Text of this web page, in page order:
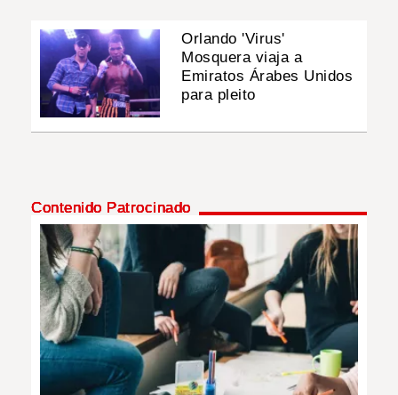
Orlando 'Virus'
Mosquera viaja a
Emiratos Árabes Unidos
para pleito
Contenido Patrocinado